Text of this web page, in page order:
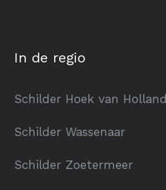
In de regio
Schilder Hoek van Holland
Schilder Wassenaar
Schilder Zoetermeer